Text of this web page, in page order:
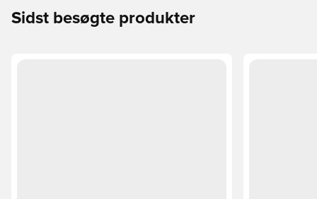
Sidst besøgte produkter